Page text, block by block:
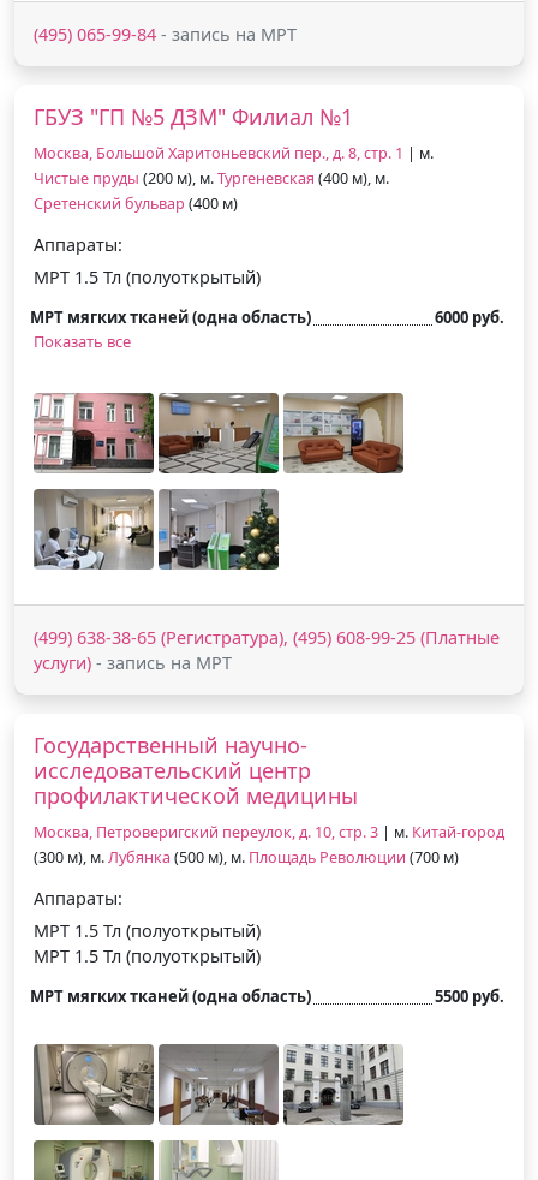
(495) 065-99-84 - запись на МРТ
ГБУЗ "ГП №5 ДЗМ" Филиал №1
Москва, Большой Харитоньевский пер., д. 8, стр. 1 | м.
Чистые пруды (200 м), м.Тургеневская (400 м), м.
Сретенский бульвар (400 м)
Аппараты:
МРТ 1.5 Тл (полуоткрытый)
МРТ мягких тканей (одна область)
6000 руб.
Показать все
(499) 638-38-65 (Регистратура), (495) 608-99-25 (Платные
услуги) - запись на МРТ
Государственный научно-
исследовательский центр
профилактической медицины
Москва, Петроверигский переулок, д. 10, стр. 3 | м. Китай-город
(300 м), м.Лубянка (500 м), м. Площадь Революции (700 м)
Аппараты:
МРТ 1.5 Тл (полуоткрытый)
МРТ 1.5 Тл (полуоткрытый)
МРТ мягких тканей (одна область) 5500 руб.